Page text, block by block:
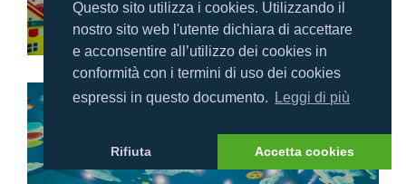
Questo sito utilizza i cookies. Utilizzando il
nostro sito web l'utente dichiara di accettare
e acconsentire all’utilizzo dei cookies in
conformità con i termini di uso dei cookies
espressi in questo documento.
Leggi di più
Rifiuta Accetta cookies